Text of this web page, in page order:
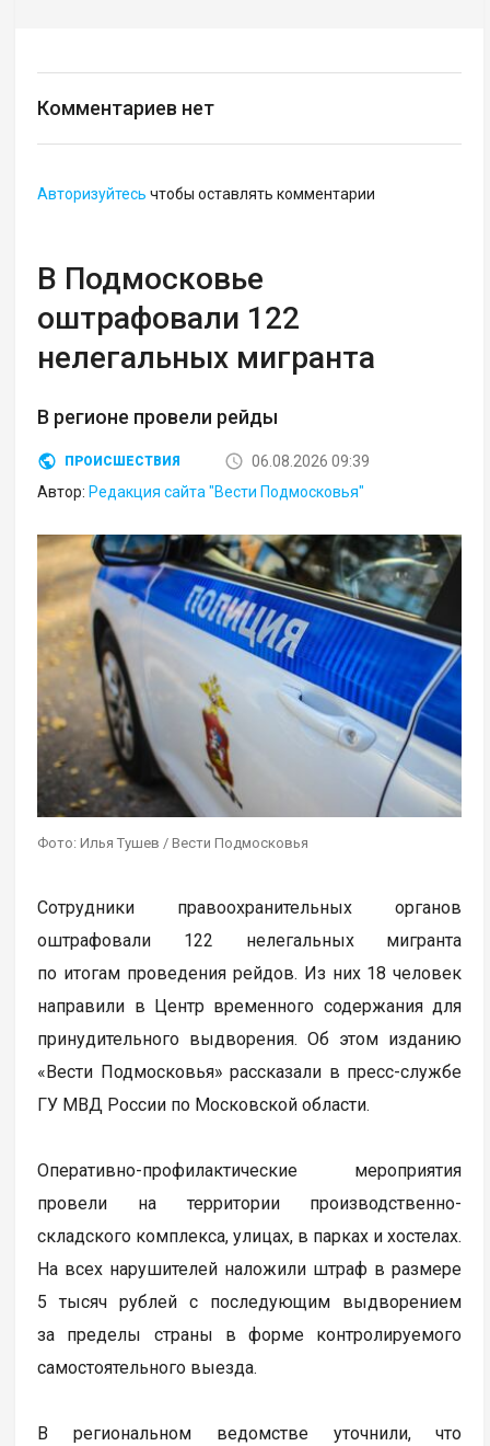
Комментариев нет
Авторизуйтесь чтобы оставлять комментарии
В Подмосковье
оштрафовали 122
нелегальных мигранта
В регионе провели рейды
ПРОИСШЕСТВИЯ
06.08.2026 09:39
Автор: Редакция сайта "Вести Подмосковья"
Фото: Илья Тушев / Вести Подмосковья
Сотрудники правоохранительных органов
оштрафовали 122 нелегальных мигранта
по итогам проведения рейдов. Из них 18 человек
направили в Центр временного содержания для
принудительного выдворения. Об этом изданию
«Вести Подмосковья» рассказали в пресс-службе
ГУ МВД России по Московской области.
Оперативно-профилактические мероприятия
провели на территории производственно-
складского комплекса, улицах, в парках и хостелах.
На всех нарушителей наложили штраф в размере
5 тысяч рублей с последующим выдворением
за пределы страны в форме контролируемого
самостоятельного выезда.
В региональном ведомстве уточнили, что